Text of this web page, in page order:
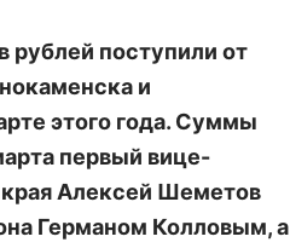
рублей поступили от
и
этого года. Суммы
первый вице-
края Алексей Шеметов
Германом Колловым, а